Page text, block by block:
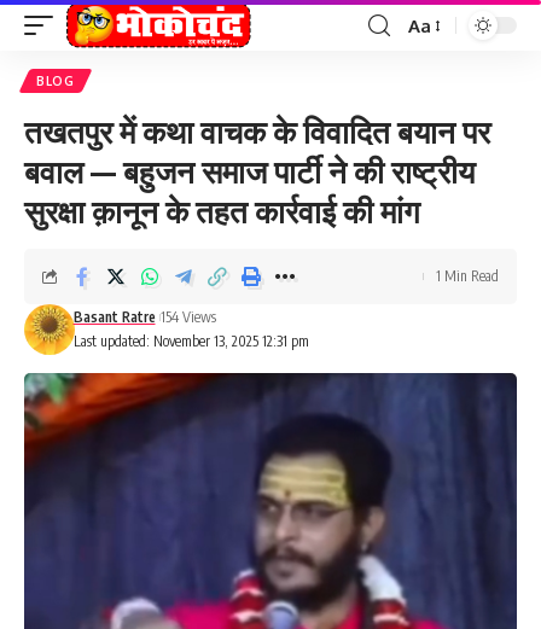
Font
Aa
BLOG
तखतपुर में कथा वाचक के विवादित बयान पर
बवाल — बहुजन समाज पार्टी ने की राष्ट्रीय
सुरक्षा क़ानून के तहत कार्रवाई की मांग
Last updated: November 13, 2025 12:31 pm
Basant Ratre 154 Views
1 Min Read